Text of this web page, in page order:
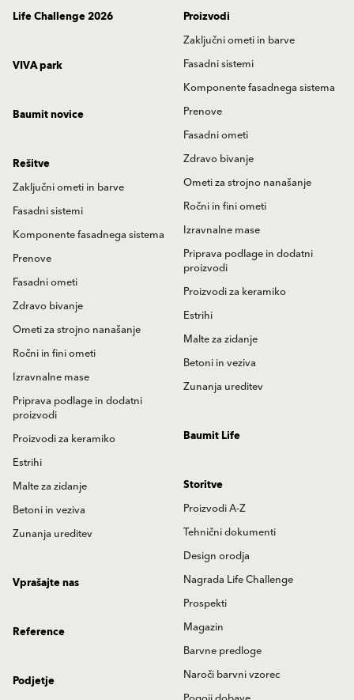
Life Challenge 2026
Proizvodi
Zaključni ometi in barve
Fasadni sistemi
Komponente fasadnega sistema
Prenove
Fasadni ometi
Zdravo bivanje
Ometi za strojno nanašanje
Ročni in fini ometi
Izravnalne mase
Priprava podlage in dodatni
proizvodi
Proizvodi za keramiko
Estrihi
Malte za zidanje
Betoni in veziva
Zunanja ureditev
VIVA park
Baumit novice
Rešitve
Zaključni ometi in barve
Fasadni sistemi
Komponente fasadnega sistema
Prenove
Fasadni ometi
Zdravo bivanje
Ometi za strojno nanašanje
Ročni in fini ometi
Izravnalne mase
Priprava podlage in dodatni
proizvodi
Proizvodi za keramiko
Estrihi
Malte za zidanje
Betoni in veziva
Zunanja ureditev
Baumit Life
Storitve
Proizvodi A-Z
Tehnični dokumenti
Design orodja
Nagrada Life Challenge
Prospekti
Magazin
Barvne predloge
Naroči barvni vzorec
Vprašajte nas
Reference
Podjetje